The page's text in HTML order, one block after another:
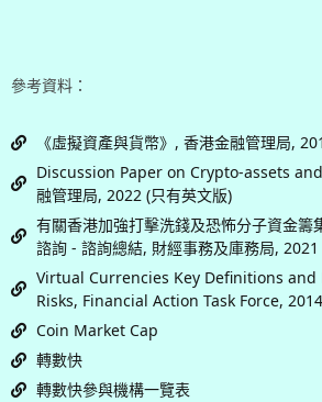
參考資料：
《虛擬資產與貨幣》, 香港金融管理局,
Discussion Paper on Crypto-assets
融管理局, 2022 (只有英文版)
有關香港加強打擊洗錢及恐怖分子資金籌
諮詢 - 諮詢總結, 財經事務及庫務局, 2021
Virtual Currencies Key Definitions and
Risks, Financial Action Task Force,
Coin Market Cap
轉數快
轉數快參與機構一覽表